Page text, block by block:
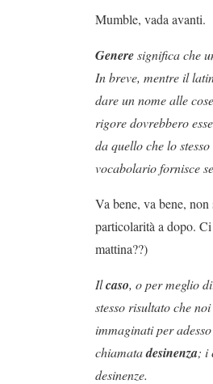
Mumble, vada avanti.
Generesignifica che
In breve, mentre il
dare un nome alle
rigore dovrebbero
da quello che lo
vocabolario fornisce
Va bene, va bene,
particolarità a dopo.
mattina??)
Ilcaso, o per meglio
stesso risultato che
immaginati per
chiamatadesinenza; i
desinenze.